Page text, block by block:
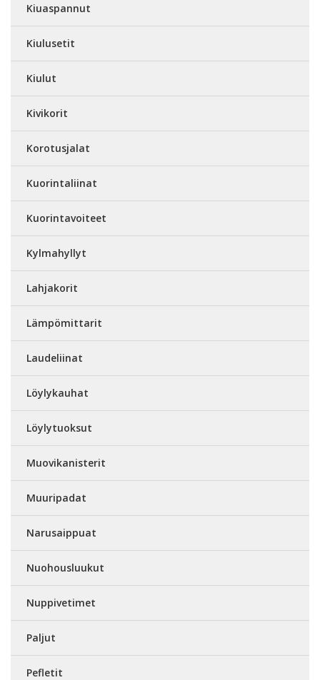
Kiuaspannut
Kiulusetit
Kiulut
Kivikorit
Korotusjalat
Kuorintaliinat
Kuorintavoiteet
Kylmahyllyt
Lahjakorit
Lämpömittarit
Laudeliinat
Löylykauhat
Löylytuoksut
Muovikanisterit
Muuripadat
Narusaippuat
Nuohousluukut
Nuppivetimet
Paljut
Pefletit